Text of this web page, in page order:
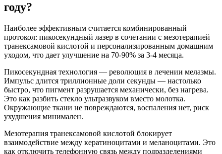
году?
Наиболее эффективным считается комбинированный
протокол: пикосекундный лазер в сочетании с мезотерапией
транексамовой кислотой и персонализированным домашним
уходом, что дает улучшение на 70-90% за 3-4 месяца.
Пикосекундная технология — революция в лечении мелазмы.
Импульс длится триллионные доли секунды — настолько
быстро, что пигмент разрушается механически, без нагрева.
Это как разбить стекло ультразвуком вместо молотка.
Окружающие ткани не повреждаются, воспаления нет, риск
ухудшения минимален.
Мезотерапия транексамовой кислотой блокирует
взаимодействие между кератиноцитами и меланоцитами. Это
как отключить телефонную связь между подразделениями